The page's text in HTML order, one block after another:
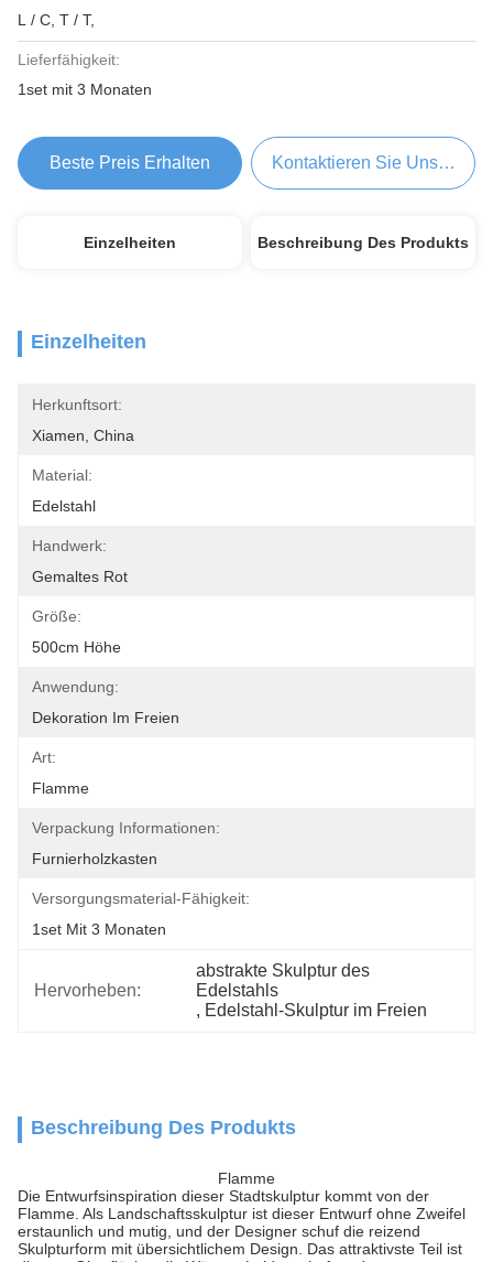
L / C, T / T,
Lieferfähigkeit:
1set mit 3 Monaten
Beste Preis Erhalten Kontaktieren Sie Uns Jetzt
Einzelheiten Beschreibung Des Produkts
Einzelheiten
Herkunftsort:
Xiamen, China
Material:
Edelstahl
Handwerk:
Gemaltes Rot
Größe:
500cm Höhe
Anwendung:
Dekoration Im Freien
Art:
Flamme
Verpackung Informationen:
Furnierholzkasten
Versorgungsmaterial-Fähigkeit:
1set Mit 3 Monaten
Hervorheben:
abstrakte Skulptur des
Edelstahls
, Edelstahl-Skulptur im Freien
Beschreibung Des Produkts
Flamme
Die Entwurfsinspiration dieser Stadtskulptur kommt von der
Flamme. Als Landschaftsskulptur ist dieser Entwurf ohne Zweifel
erstaunlich und mutig, und der Designer schuf die reizend
Skulpturform mit übersichtlichem Design. Das attraktivste Teil ist